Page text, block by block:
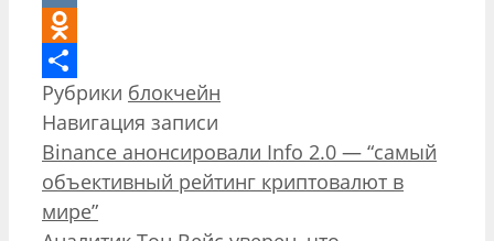
VK
Odnoklassniki
Отправить
Рубрики блокчейн
Навигация записи
Binance анонсировали Info 2.0 — “самый
объективный рейтинг криптовалют в
мире”